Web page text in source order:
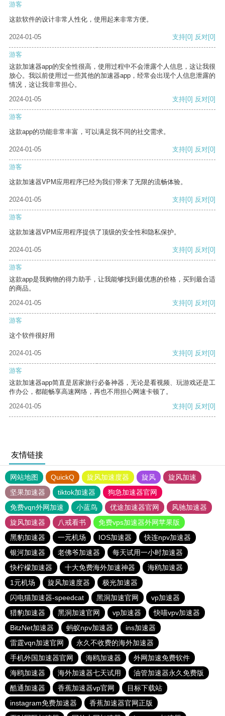
游客
这款软件的设计非常人性化，使用起来非常方便。
2024-01-05 支持[0] 反对[0]
游客
这款加速器app的安全性很高，使用过程中不会泄露个人信息，这让我很
放心。我以前使用过一些其他的加速器app，经常会出现个人信息泄露的
情况，这让我非常担心。
2024-01-05
支持[0] 反对[0]
游客
这款app的功能非常丰富，可以满足我不同的社交需求。
2024-01-05 支持[0] 反对[0]
游客
这款加速器VPM应用程序已经为我们带来了无限的流畅体验。
2024-01-05 支持[0] 反对[0]
游客
这款加速器VPM应用程序提供了顶级的安全性和隐私保护。
2024-01-05 支持[0] 反对[0]
游客
这款app是我购物的得力助手，让我能够找到最优惠的价格，买到最合适
的商品。
2024-01-05
支持[0] 反对[0]
游客
这个软件很好用
2024-01-05 支持[0] 反对[0]
游客
这款加速器app简直是居家旅行必备神器，无论是看视频、玩游戏还是工
作办公，都能畅享高速网络，再也不用担心网速卡顿了。
2024-01-05
支持[0] 反对[0]
友情链接
网站地图 QuickQ 旋风加速度器 旋风
旋风加速
坚果加速器
tiktok加速器
狗急加速器官网
免费vqn外网加速
小蓝鸟 优途加速器官网
风驰加速器
旋风加速器
八戒看书
免费vps加速器外网苹果版
黑豹加速器
一元机场 IOS加速器
快连npv加速器
银河加速器
老佛爷加速器
每天试用一小时加速器
快柠檬加速器
十大免费海外加速神器
海鸥加速器
1元机场
旋风加速度器
极光加速器
闪电猫加速器-speedcat
黑洞加速官网
vp加速器
猎豹加速器
黑洞加速官网 vp加速器
快喵vpv加速器
BitzNet加速器
蚂蚁npv加速器
ins加速器
雷霆vqn加速官网
永久不收费的海外加速器
手机外国加速器官网
海鸥加速器
外网加速免费软件
海鸥加速器
海外加速器七天试用
油管加速器永久免费版
酷通加速器
香蕉加速器vp官网
目标下载站
instagram免费加速器
香蕉加速器官网正版